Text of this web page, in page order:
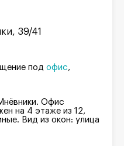
39/41
под офис
Офис
на 4 этаже из 12,
Вид из окон: улица